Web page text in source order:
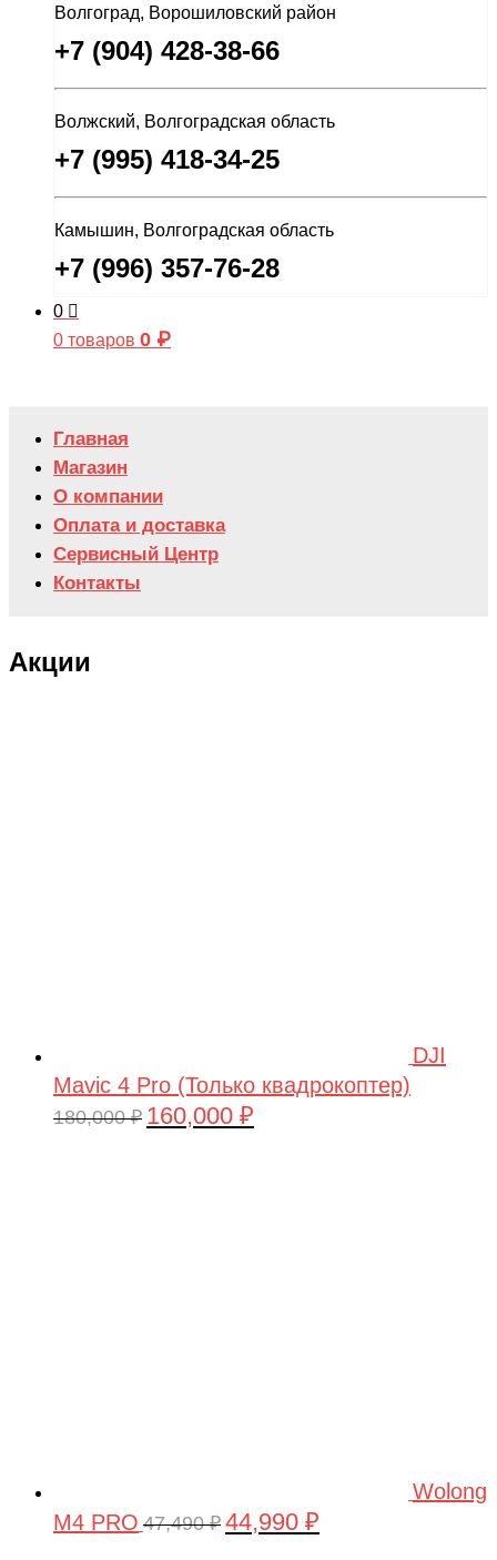
Волгоград, Ворошиловский район
+7 (904) 428-38-66
Волжский, Волгоградская область
+7 (995) 418-34-25
Камышин, Волгоградская область
+7 (996) 357-76-28
0
0 товаров 0 ₽
Главная
Магазин
О компании
Оплата и доставка
Сервисный Центр
Контакты
Акции
DJI
Mavic 4 Pro (Только квадрокоптер)
180,000₽ Первоначальная
160,000 ₽
Wolong
M4 PRO 47,490₽ Первоначальная
44,990 ₽